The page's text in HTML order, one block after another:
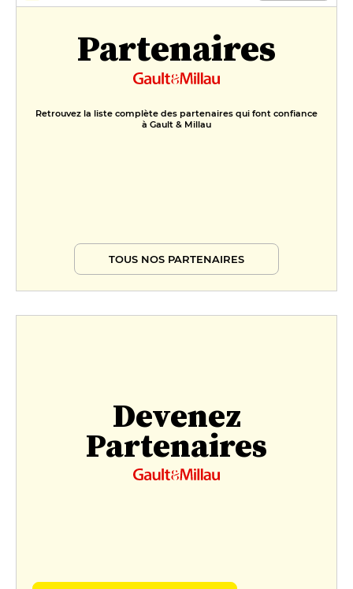
Partenaires
Retrouvez la liste complète des partenaires qui font confiance
à Gault & Millau
TOUS NOS PARTENAIRES
Devenez
Partenaires